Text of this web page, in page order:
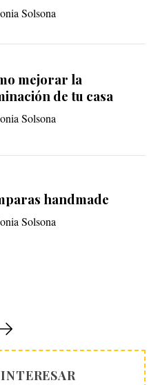
Solsona
mejorar la
de tu casa
Solsona
handmade
Solsona